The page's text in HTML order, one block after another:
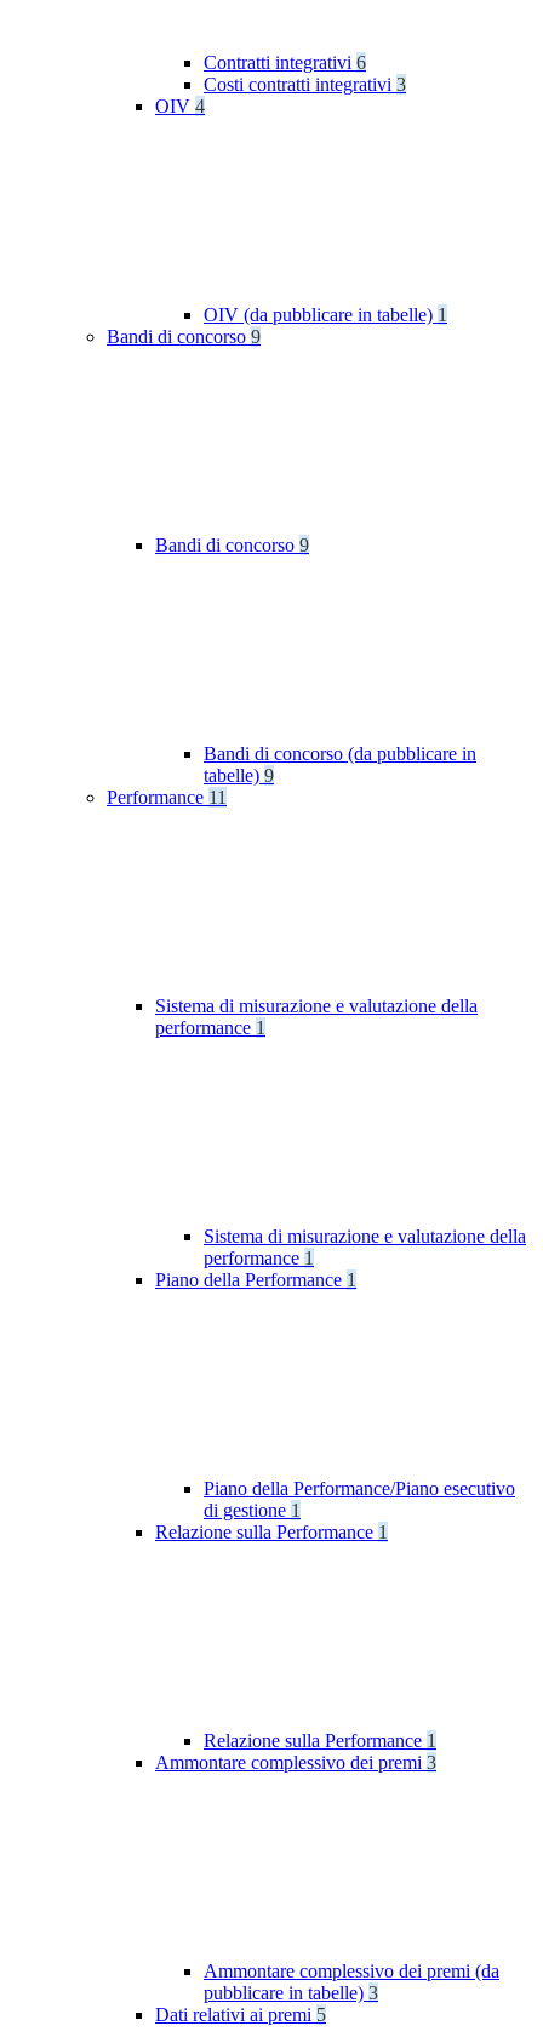
Contratti integrativi 6
Costi contratti integrativi 3
OIV 4
OIV (da pubblicare in tabelle) 1
Bandi di concorso 9
Bandi di concorso 9
Bandi di concorso (da pubblicare in
tabelle) 9
Performance 11
Sistema di misurazione e valutazione della
performance 1
Sistema di misurazione e valutazione della
performance 1
Piano della Performance 1
Piano della Performance/Piano esecutivo
di gestione 1
Relazione sulla Performance 1
Relazione sulla Performance 1
Ammontare complessivo dei premi 3
Ammontare complessivo dei premi (da
pubblicare in tabelle) 3
Dati relativi ai premi 5